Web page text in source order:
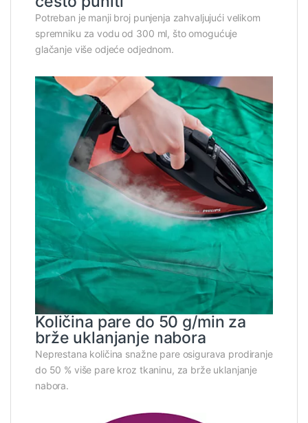
Potreban je manji broj punjenja zahvaljujući velikom
spremniku za vodu od 300 ml, što omogućuje
glačanje više odjeće odjednom.
Količina pare do 50 g/min za
brže uklanjanje nabora
Neprestana količina snažne pare osigurava prodiranje
do 50 % više pare kroz tkaninu, za brže uklanjanje
nabora.